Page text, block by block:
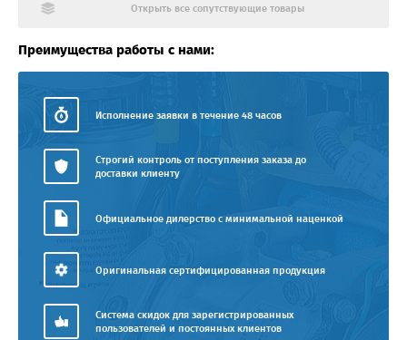
Открыть все сопутствующие товары
Преимущества работы с нами:
Исполнение заявки в течение 48 часов
Строгий контроль от поступления заказа до
доставки клиенту
Официальное дилерство с минимальной наценкой
Оригинальная сертифицированная продукция
Система скидок для зарегистрированных
пользователей и постоянных клиентов